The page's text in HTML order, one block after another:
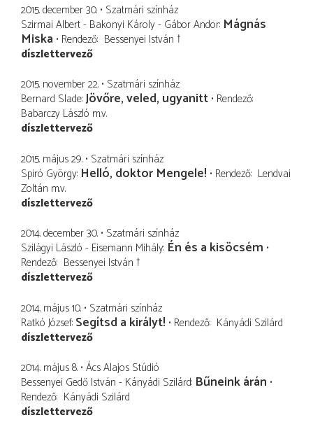
2015. december 30. Szatmári színház
Szirmai Albert - Bakonyi Károly - Gábor Andor Mágnás
Miska Rendező Bessenyei István †
díszlettervező
2015. november 22. Szatmári színház
Bernard Slade Jövőre, veled, ugyanitt Rendező
Babarczy László m.v.
díszlettervező
2015. május 29. Szatmári színház
Spiró György Helló, doktor Mengele! Rendező Lendvai
Zoltán m.v.
díszlettervező
2014. december 30. Szatmári színház
Szilágyi László - Eisemann Mihály Én és a kisöcsém
Rendező Bessenyei István †
díszlettervező
2014. május 10. Szatmári színház
Ratkó József Segítsd a királyt! Rendező Kányádi Szilárd
díszlettervező
2014. május 8. Ács Alajos Stúdió
Bessenyei Gedő István - Kányádi Szilárd Bűneink árán
Rendező Kányádi Szilárd
díszlettervező